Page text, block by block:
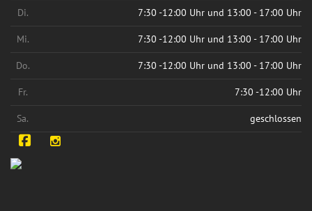
Di. 7:30 -12:00 Uhr und 13:00 - 17:00 Uhr
Mi. 7:30 -12:00 Uhr und 13:00 - 17:00 Uhr
Do. 7:30 -12:00 Uhr und 13:00 - 17:00 Uhr
Fr. 7:30 -12:00 Uhr
Sa. geschlossen
Facebook